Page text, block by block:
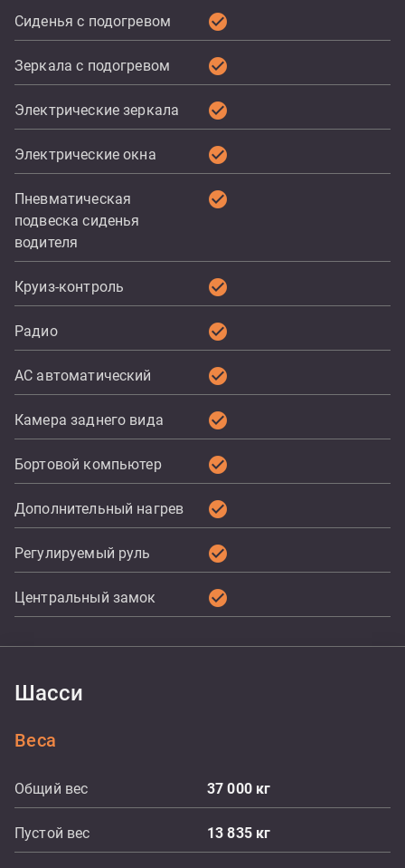
Сиденья с подогревом check_circle
Зеркала с подогревом check_circle
Электрические зеркала check_circle
Электрические окна check_circle
Пневматическая
подвеска сиденья
водителя
check_circle
Круиз-контроль check_circle
Радио check_circle
AC автоматический check_circle
Камера заднего вида check_circle
Бортовой компьютер check_circle
Дополнительный нагрев check_circle
Регулируемый руль check_circle
Центральный замок check_circle
Шасси
Веса
Общий вес 37 000 кг
Пустой вес 13 835 кг